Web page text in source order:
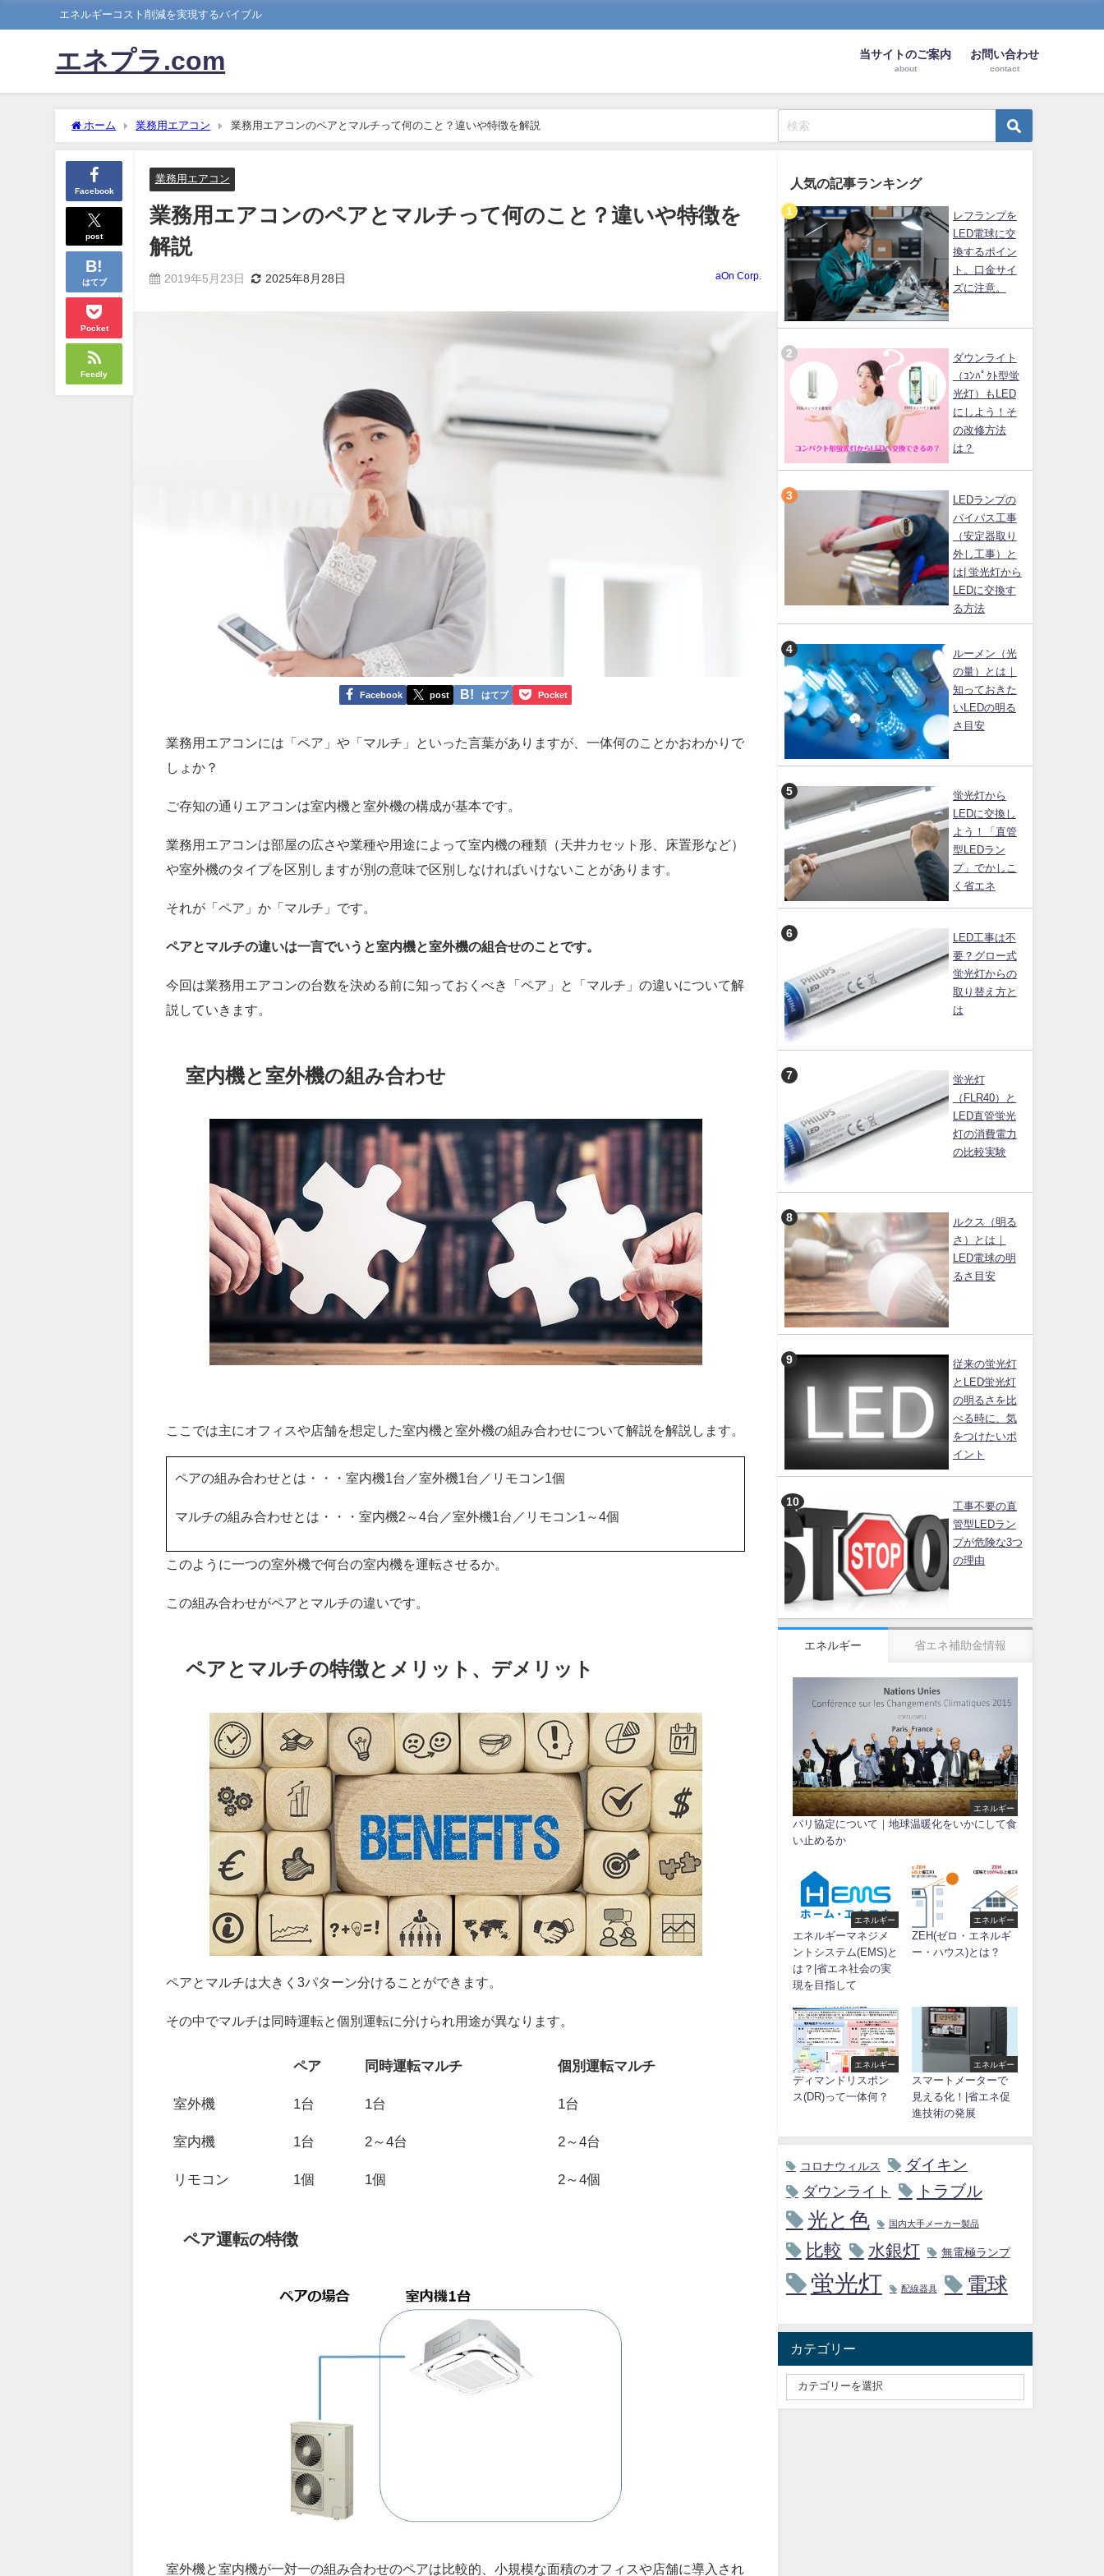
エネルギーコスト削減を実現するバイブル
エネプラ.com 当サイトのご案内
about
お問い合わせ
contact
ホーム 業務用エアコン 業務用エアコンのペアとマルチって何のこと？違いや特徴を解説
Facebook
post
はてブ
Pocket
Feedly
業務用エアコン
業務用エアコンのペアとマルチって何のこと？違いや特徴を
解説
2019年5月23日 2025年8月28日 aOn Corp.
Facebook post はてブ Pocket
業務用エアコンには「ペア」や「マルチ」といった言葉がありますが、一体何のことかおわかりで
しょか？
ご存知の通りエアコンは室内機と室外機の構成が基本です。
業務用エアコンは部屋の広さや業種や用途によって室内機の種類（天井カセット形、床置形など）
や室外機のタイプを区別しますが別の意味で区別しなければいけないことがあります。
それが「ペア」か「マルチ」です。
ペアとマルチの違いは一言でいうと室内機と室外機の組合せのことです。
今回は業務用エアコンの台数を決める前に知っておくべき「ペア」と「マルチ」の違いについて解
説していきます。
室内機と室外機の組み合わせ
ここでは主にオフィスや店舗を想定した室内機と室外機の組み合わせについて解説を解説します。
ペアの組み合わせとは・・・室内機1台／室外機1台／リモコン1個
マルチの組み合わせとは・・・室内機2～4台／室外機1台／リモコン1～4個
このように一つの室外機で何台の室内機を運転させるか。
この組み合わせがペアとマルチの違いです。
ペアとマルチの特徴とメリット、デメリット
ペアとマルチは大きく3パターン分けることができます。
その中でマルチは同時運転と個別運転に分けられ用途が異なります。
ペア 同時運転マルチ 個別運転マルチ
室外機 1台 1台 1台
室内機 1台 2～4台 2～4台
リモコン 1個 1個 2～4個
ペア運転の特徴
室外機と室内機が一対一の組み合わせのペアは比較的、小規模な面積のオフィスや店舗に導入され
人気の記事ランキング
レフランプを
LED電球に交
換するポイン
ト。口金サイ
ズに注意。
ダウンライト
（ｺﾝﾊﾟｸﾄ型蛍
光灯）もLED
にしよう！そ
の改修方法
は？
LEDランプの
バイパス工事
（安定器取り
外し工事）と
は| 蛍光灯から
LEDに交換す
る方法
ルーメン（光
の量）とは｜
知っておきた
いLEDの明る
さ目安
蛍光灯から
LEDに交換し
よう！「直管
型LEDラン
プ」でかしこ
く省エネ
LED工事は不
要？グロー式
蛍光灯からの
取り替え方と
は
蛍光灯
（FLR40）と
LED直管蛍光
灯の消費電力
の比較実験
ルクス（明る
さ）とは｜
LED電球の明
るさ目安
従来の蛍光灯
とLED蛍光灯
の明るさを比
べる時に、気
をつけたいポ
イント
工事不要の直
管型LEDラン
プが危険な3つ
の理由
エネルギー 省エネ補助金情報
エネルギー
パリ協定について｜地球温暖化をいかにして食
い止めるか
エネルギー
エネルギーマネジメ
ントシステム(EMS)と
は？|省エネ社会の実
現を目指して
エネルギー
ZEH(ゼロ・エネルギ
ー・ハウス)とは？
エネルギー
ディマンドリスポン
ス(DR)って一体何？
エネルギー
スマートメーターで
見える化！|省エネ促
進技術の発展
コロナウィルス ダイキン
ダウンライト トラブル
光と色 国内大手メーカー製品
比較 水銀灯 無電極ランプ
蛍光灯 配線器具 電球
カテゴリー